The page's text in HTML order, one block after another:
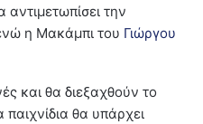
αντιμετωπίσει την
η Μακάμπι του Γιώργου
και θα διεξαχθούν το
θα υπάρχει